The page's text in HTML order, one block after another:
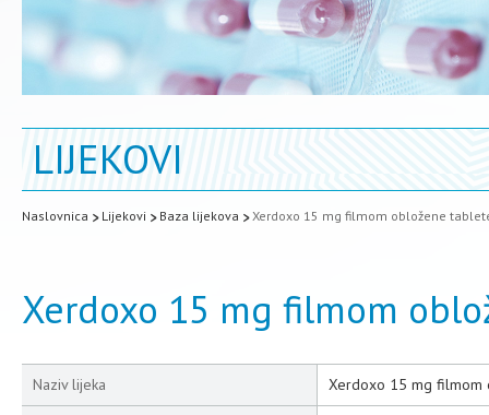
LIJEKOVI
Naslovnica Lijekovi Baza lijekova Xerdoxo 15 mg filmom obložene
Xerdoxo 15 mg filmom
Naziv lijeka Xerdoxo 15 mg filmom